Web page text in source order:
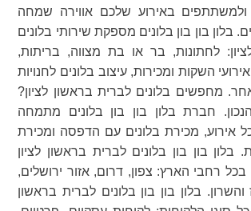
ולמשתתפים באירוע שלכם אווירה שמחה
בלון בון בון בלונים מספקת שירותי בלונים
לחתונות, בר או בת מצווה, בריתות,
השקות ומכירות, עיצוב בלונים לחנויות
מחפשים בלונים לברית בראשון לציון?
חברת בלון בון בון בלונים מתמחה
אירוע, מכירת בלונים עם הדפסה ומכירת
בלון בון בון בלונים לברית בראשון לציון
רחבי הארץ: צפון, דרום, אזור ירושלים,
בלון בון בון בלונים לברית בראשון